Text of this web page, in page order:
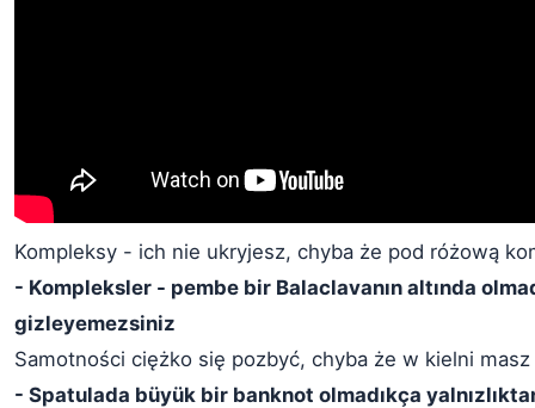
Kompleksy - ich nie ukryjesz, chyba że pod różową
- Kompleksler - pembe bir Balaclavanın altında
gizleyemezsiniz
Samotności ciężko się pozbyć, chyba że w kielni
- Spatulada büyük bir banknot olmadıkça